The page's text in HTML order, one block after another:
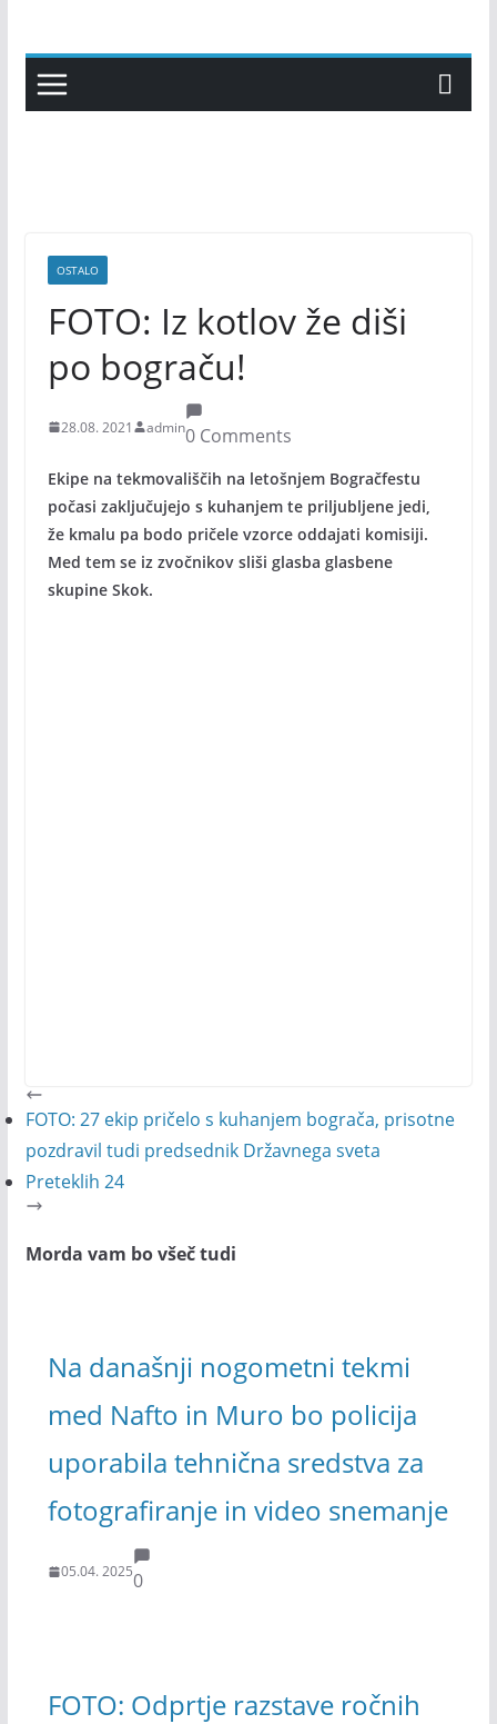
content
OSTALO
FOTO: Iz kotlov že diši
po bograču!
28.08. 2021 admin0 Comments
Ekipe na tekmovališčih na letošnjem Bogračfestu
počasi zaključujejo s kuhanjem te priljubljene jedi,
že kmalu pa bodo pričele vzorce oddajati komisiji.
Med tem se iz zvočnikov sliši glasba glasbene
skupine Skok.
FOTO: 27 ekip pričelo s kuhanjem bograča, prisotne
pozdravil tudi predsednik Državnega sveta
Preteklih 24
Morda vam bo všeč tudi
Na današnji nogometni tekmi
med Nafto in Muro bo policija
uporabila tehnična sredstva za
fotografiranje in video snemanje
05.04. 20250
FOTO: Odprtje razstave ročnih